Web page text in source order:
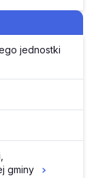
jednostki
gminy